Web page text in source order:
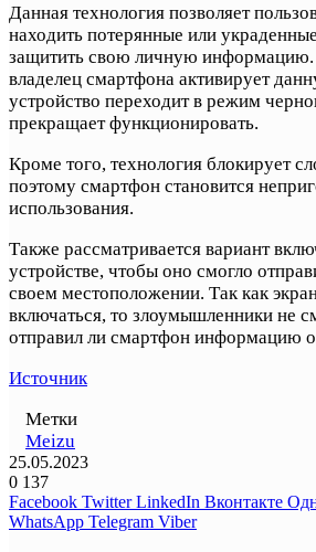
Данная технология позволяет
находить потерянные или
защитить свою личную информацию.
владелец смартфона активирует
устройство переходит в режим
прекращает функционировать.
Кроме того, технология блокирует
поэтому смартфон становится
использования.
Также рассматривается вариант
устройстве, чтобы оно смогло
своем местоположении. Так как
включаться, то злоумышленники не
отправил ли смартфон информацию о
Источник
Метки
Meizu
25.05.2023
0 137
Facebook Twitter LinkedIn Вконтакте
WhatsApp Telegram Viber